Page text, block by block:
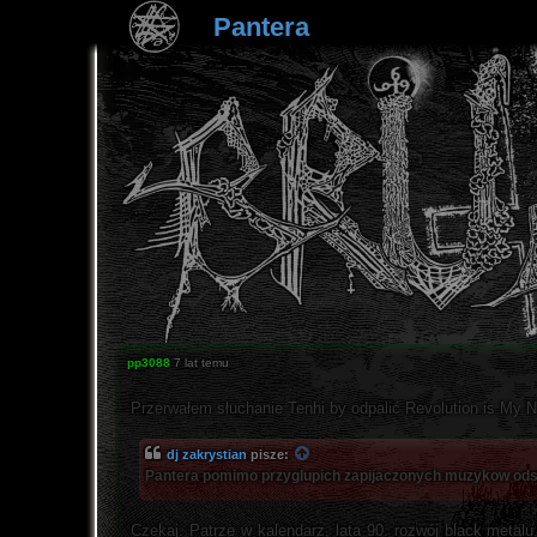
Pantera
pp3088 7 lat temu
Przerwałem słuchanie Tenhi by odpalić Revolution is
dj zakrystianpisze:
Pantera pomimo przyglupich zapijaczonych muzykow
Czekaj. Patrze w kalendarz, lata 90. rozwój black